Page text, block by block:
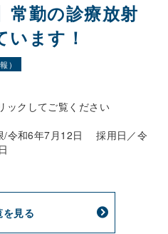
常勤の診療放射
います！
）
ックしてご覧ください
和6年7月12日 採用日／令
1日
を見る